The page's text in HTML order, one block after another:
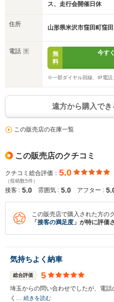
ス、走行会開催日休
住所 山形県米沢市窪田町窪
電話
無
料
今す
※一部ダイヤル回線、IP電話
遠方から購入で
この販売店の在庫一覧
この販売店のクチコミ
クチコミ総合評価： 5.0
（投稿数5件）
接客 : 5.0 雰囲気 : 5.0 アフター :
この販売店で購入された方の
「 接客の満足度 」が特に評価
気持ちよく納車
総合評価 5
埼玉からの問い合わせでしたが、電
く… 続きを読む
いいえ